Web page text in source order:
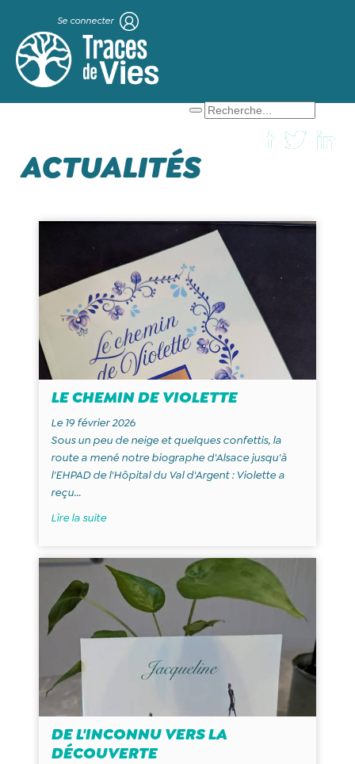
Se connecter
ACTUALITÉS
LE CHEMIN DE VIOLETTE
Le 19 février 2026
Sous un peu de neige et quelques confettis, la
route a mené notre biographe d'Alsace jusqu'à
l'EHPAD de l'Hôpital du Val d'Argent : Violette a
reçu...
Lire la suite
DE L'INCONNU VERS LA
DÉCOUVERTE